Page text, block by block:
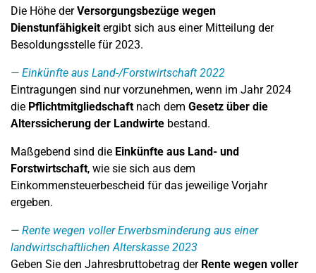
Die Höhe derVersorgungsbezüge wegen
Dienstunfähigkeitergibt sich aus einer Mitteilung der
Besoldungsstelle für 2023.
Einkünfte aus Land-/Forstwirtschaft 2022
Eintragungen sind nur vorzunehmen, wenn im Jahr 2024
die Pflichtmitgliedschaftnach dem Gesetz über die
Alterssicherung der Landwirte bestand.
Maßgebend sind die Einkünfte aus Land- und
Forstwirtschaft, wie sie sich aus dem
Einkommensteuerbescheid für das jeweilige Vorjahr
ergeben.
Rente wegen voller Erwerbsminderung aus einer
landwirtschaftlichen Alterskasse 2023
Geben Sie den Jahresbruttobetrag der Rente wegen voller